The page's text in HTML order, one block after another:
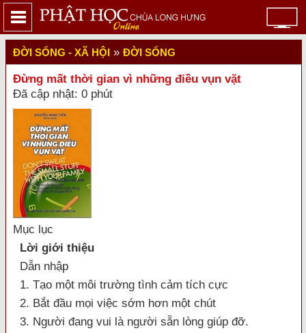
ĐỜI SỐNG - XÃ HỘI » ĐỜI SỐNG
Đừng mất thời gian vì những điều vụn vặt
Đã cập nhật: 0 phút
Mục lục
Lời giới thiệu
Dẫn nhập
1. Tạo một môi trường tình cảm tích cực
2. Bắt đầu mọi việc sớm hơn một chút
3. Người đang vui là người sẵn lòng giúp đỡ.